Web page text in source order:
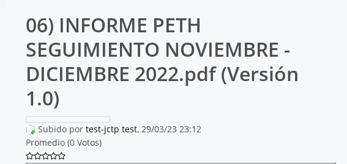
06) INFORME PETH
SEGUIMIENTO NOVIEMBRE -
DICIEMBRE 2022.pdf (Versión
1.0)
Subido por test-jctp test, 29/03/23 23:12
Promedio (0 Votos)